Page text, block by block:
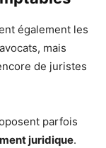
également les
mais
de juristes
parfois
juridique.